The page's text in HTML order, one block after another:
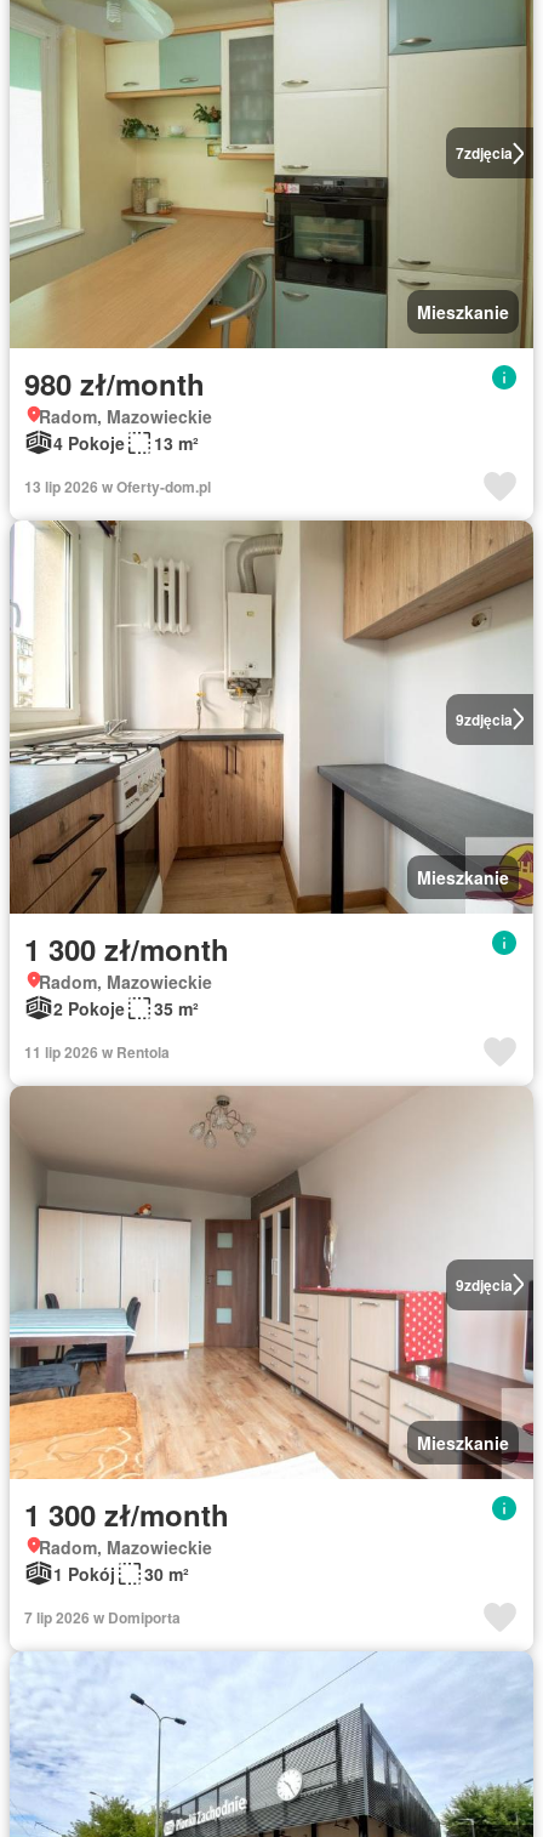
7zdjęcia
Mieszkanie
980 zł/month
Radom, Mazowieckie
4 Pokoje
13 m²
13 lip 2026 w Oferty-dom.pl
9zdjęcia
Mieszkanie
1 300 zł/month
Radom, Mazowieckie
2 Pokoje
35 m²
11 lip 2026 w Rentola
9zdjęcia
Mieszkanie
1 300 zł/month
Radom, Mazowieckie
1 Pokój
30 m²
7 lip 2026 w Domiporta